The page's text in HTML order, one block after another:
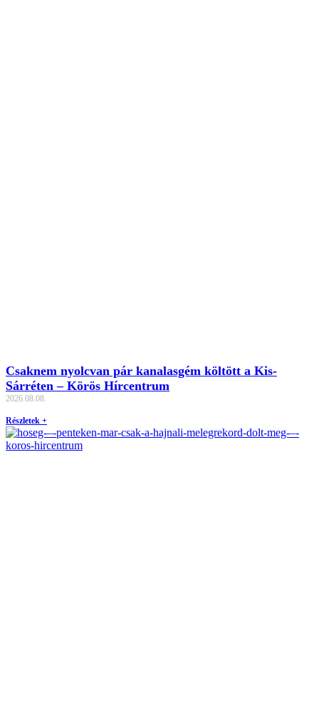
Csaknem nyolcvan pár kanalasgém költött a Kis-
Sárréten – Körös Hírcentrum
2026.08.08.
Részletek +